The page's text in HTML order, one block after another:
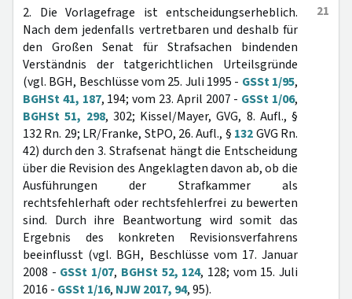
21
2. Die Vorlagefrage ist entscheidungserheblich.
Nach dem jedenfalls vertretbaren und deshalb für
den Großen Senat für Strafsachen bindenden
Verständnis der tatgerichtlichen Urteilsgründe
(vgl. BGH, Beschlüsse vom 25. Juli 1995 - GSSt 1/95,
BGHSt 41, 187, 194; vom 23. April 2007 - GSSt 1/06,
BGHSt 51, 298, 302; Kissel/Mayer, GVG, 8. Aufl., §
132 Rn. 29; LR/Franke, StPO, 26. Aufl., § 132GVG Rn.
42) durch den 3. Strafsenat hängt die Entscheidung
über die Revision des Angeklagten davon ab, ob die
Ausführungen der Strafkammer als
rechtsfehlerhaft oder rechtsfehlerfrei zu bewerten
sind. Durch ihre Beantwortung wird somit das
Ergebnis des konkreten Revisionsverfahrens
beeinflusst (vgl. BGH, Beschlüsse vom 17. Januar
2008 - GSSt 1/07, BGHSt 52, 124, 128; vom 15. Juli
2016 - GSSt 1/16, NJW 2017, 94, 95).